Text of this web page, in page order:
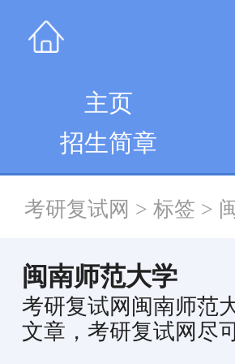
主页
招生简章
考研复试网 > 标签 >
闽南师范大学
考研复试网闽南师范
文章，考研复试网尽